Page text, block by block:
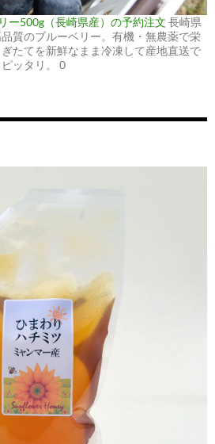
ー500g（長崎県産）の予約注文 長崎県
質のブルーベリー。有機・無農薬で栄
たてを新鮮なまま冷凍して産地直送で
ッタリ。 0